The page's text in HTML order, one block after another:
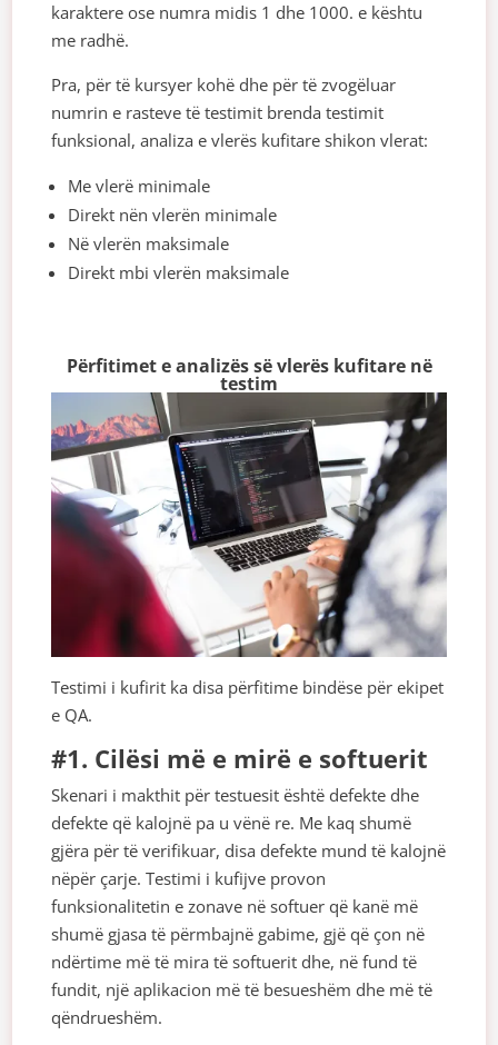
karaktere ose numra midis 1 dhe 1000. e kështu
me radhë.
Pra, për të kursyer kohë dhe për të zvogëluar
numrin e rasteve të testimit brenda testimit
funksional, analiza e vlerës kufitare shikon vlerat:
Me vlerë minimale
Direkt nën vlerën minimale
Në vlerën maksimale
Direkt mbi vlerën maksimale
Përfitimet e analizës së vlerës kufitare në
testim
Testimi i kufirit ka disa përfitime bindëse për ekipet
e QA.
#1. Cilësi më e mirë e softuerit
Skenari i makthit për testuesit është defekte dhe
defekte që kalojnë pa u vënë re. Me kaq shumë
gjëra për të verifikuar, disa defekte mund të kalojnë
nëpër çarje. Testimi i kufijve provon
funksionalitetin e zonave në softuer që kanë më
shumë gjasa të përmbajnë gabime, gjë që çon në
ndërtime më të mira të softuerit dhe, në fund të
fundit, një aplikacion më të besueshëm dhe më të
qëndrueshëm.